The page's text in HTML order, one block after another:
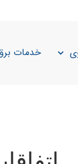
خدمات